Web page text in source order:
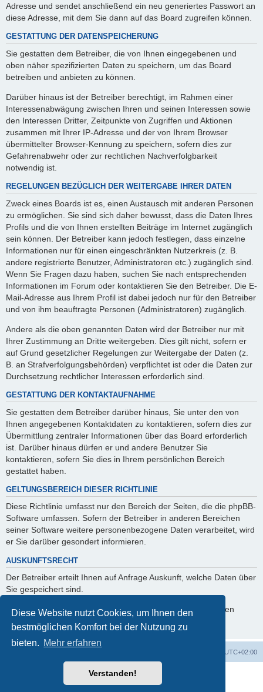
Diese Website nutzt Cookies, um Ihnen den
bestmöglichen Komfort bei der Nutzung zu
bieten. Mehr erfahren
Verstanden!
Adresse und sendet anschließend ein neu generiertes Passwort an
diese Adresse, mit dem Sie dann auf das Board zugreifen können.
GESTATTUNG DER DATENSPEICHERUNG
Sie gestatten dem Betreiber, die von Ihnen eingegebenen und
oben näher spezifizierten Daten zu speichern, um das Board
betreiben und anbieten zu können.
Darüber hinaus ist der Betreiber berechtigt, im Rahmen einer
Interessenabwägung zwischen Ihren und seinen Interessen sowie
den Interessen Dritter, Zeitpunkte von Zugriffen und Aktionen
zusammen mit Ihrer IP-Adresse und der von Ihrem Browser
übermittelter Browser-Kennung zu speichern, sofern dies zur
Gefahrenabwehr oder zur rechtlichen Nachverfolgbarkeit
notwendig ist.
REGELUNGEN BEZÜGLICH DER WEITERGABE IHRER DATEN
Zweck eines Boards ist es, einen Austausch mit anderen Personen
zu ermöglichen. Sie sind sich daher bewusst, dass die Daten Ihres
Profils und die von Ihnen erstellten Beiträge im Internet zugänglich
sein können. Der Betreiber kann jedoch festlegen, dass einzelne
Informationen nur für einen eingeschränkten Nutzerkreis (z. B.
andere registrierte Benutzer, Administratoren etc.) zugänglich sind.
Wenn Sie Fragen dazu haben, suchen Sie nach entsprechenden
Informationen im Forum oder kontaktieren Sie den Betreiber. Die E-
Mail-Adresse aus Ihrem Profil ist dabei jedoch nur für den Betreiber
und von ihm beauftragte Personen (Administratoren) zugänglich.
Andere als die oben genannten Daten wird der Betreiber nur mit
Ihrer Zustimmung an Dritte weitergeben. Dies gilt nicht, sofern er
auf Grund gesetzlicher Regelungen zur Weitergabe der Daten (z.
B. an Strafverfolgungsbehörden) verpflichtet ist oder die Daten zur
Durchsetzung rechtlicher Interessen erforderlich sind.
GESTATTUNG DER KONTAKTAUFNAHME
Sie gestatten dem Betreiber darüber hinaus, Sie unter den von
Ihnen angegebenen Kontaktdaten zu kontaktieren, sofern dies zur
Übermittlung zentraler Informationen über das Board erforderlich
ist. Darüber hinaus dürfen er und andere Benutzer Sie
kontaktieren, sofern Sie dies in Ihrem persönlichen Bereich
gestattet haben.
GELTUNGSBEREICH DIESER RICHTLINIE
Diese Richtlinie umfasst nur den Bereich der Seiten, die die phpBB-
Software umfassen. Sofern der Betreiber in anderen Bereichen
seiner Software weitere personenbezogene Daten verarbeitet, wird
er Sie darüber gesondert informieren.
AUSKUNFTSRECHT
Der Betreiber erteilt Ihnen auf Anfrage Auskunft, welche Daten über
Sie gespeichert sind.
Sie können jederzeit die Löschung bzw. Sperrung Ihrer Daten
verlangen. Kontaktieren Sie hierzu bitte den Betreiber.
UTC+02:00
Powered byphpBB® Forum Software © phpBB Limited
phpBB.de